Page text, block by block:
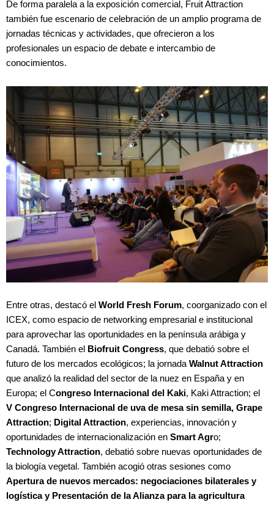
De forma paralela a la exposición comercial, Fruit Attraction
también fue escenario de celebración de un amplio programa de
jornadas técnicas y actividades, que ofrecieron a los
profesionales un espacio de debate e intercambio de
conocimientos.
Entre otras, destacó el World Fresh Forum, coorganizado con el
ICEX, como espacio de networking empresarial e institucional
para aprovechar las oportunidades en la península arábiga y
Canadá. También el
Biofruit Congress, que debatió sobre el
futuro de los mercados ecológicos; la jornadaWalnut Attraction
que analizó la realidad del sector de la nuez en España y en
Europa; el Congreso Internacional del Kaki, Kaki Attraction; el
V Congreso Internacional de uva de mesa sin semilla, Grape
Attraction; Digital Attraction, experiencias, innovación y
oportunidades de internacionalización en Smart Agro;
Technology Attraction, debatió sobre nuevas oportunidades de
la biología vegetal. También acogió otras sesiones como
Apertura de nuevos mercados: negociaciones bilaterales y
logística y Presentación de la Alianza para la agricultura